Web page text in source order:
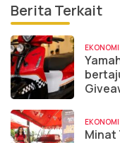
Berita Terkait
EKONOMI
EKONOMI
Minat